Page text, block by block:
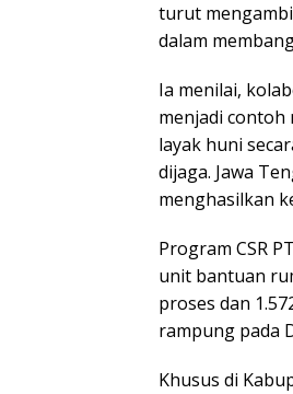
turut
dalam
Ia menilai,
menjadi contoh
layak huni
dijaga. Jawa
menghasilkan
Program CSR
unit bantuan
proses dan
rampung pada
Khusus di